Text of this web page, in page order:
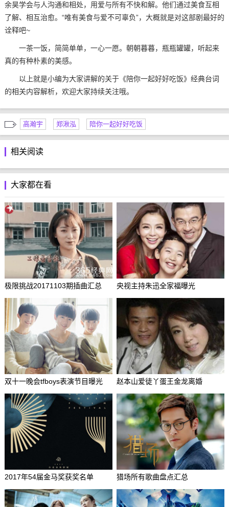
余昊学会与人沟通和相处，用爱与所有不快和解。他们通过美食互相
了解、相互治愈。“唯有美食与爱不可辜负”，大概就是对这部剧最好的
诠释吧~
一茶一饭，简简单单，一心一愿。朝朝暮暮，瓶瓶罐罐，听起来
真的有种朴素的美感。
以上就是小编为大家讲解的关于《陪你一起好好吃饭》经典台词
的相关内容解析，欢迎大家持续关注哦。
高瀚宇 郑湫泓 陪你一起好好吃饭
相关阅读
大家都在看
极限挑战20171103期插曲汇总 央视主持朱迅全家福曝光
双十一晚会tfboys表演节目曝光 赵本山爱徒丫蛋王金龙离婚
2017年54届金马奖获奖名单 猎场所有歌曲盘点汇总